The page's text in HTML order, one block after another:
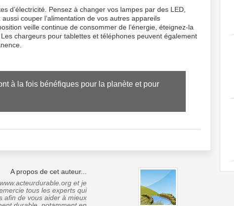
d’électricité. Pensez à changer vos lampes par des LED,
couper l’alimentation de vos autres appareils
veille continue de consommer de l’énergie, éteignez-la
chargeurs pour tablettes et téléphones peuvent également
à la fois bénéfiques pour la planète et pour
A propos de cet auteur...
et je
tous les experts qui
afin de vous aider à mieux